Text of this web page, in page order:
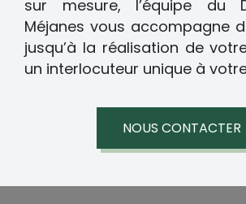
sur mesure, l’équipe du
Méjanes vous accompagne
jusqu’à la réalisation de
un interlocuteur unique à
NOUS CONTACTER